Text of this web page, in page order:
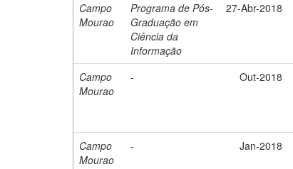
Campo
Mourao
Programa de Pós-
Graduação em
Ciência da
Informação
27-Abr-2018
Campo
Mourao
- Out-2018
Campo
Mourao
- Jan-2018